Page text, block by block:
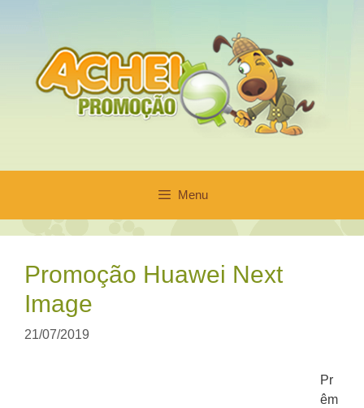
conteúdo
Menu
Promoção Huawei Next
Image
21/07/2019
Pr
êm